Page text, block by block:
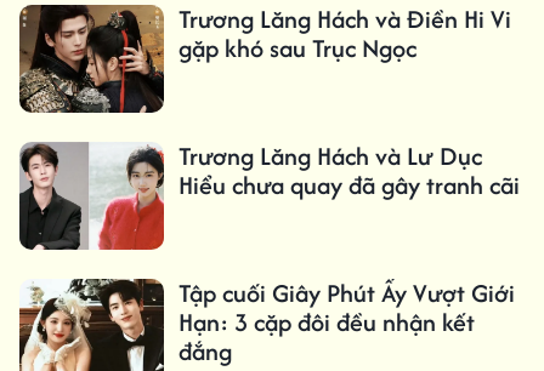
Trương Lăng Hách và Điền Hi Vi
gặp khó sau Trục Ngọc
Trương Lăng Hách và Lư Dục
Hiểu chưa quay đã gây tranh cãi
Tập cuối Giây Phút Ấy Vượt Giới
Hạn: 3 cặp đôi đều nhận kết
đắng